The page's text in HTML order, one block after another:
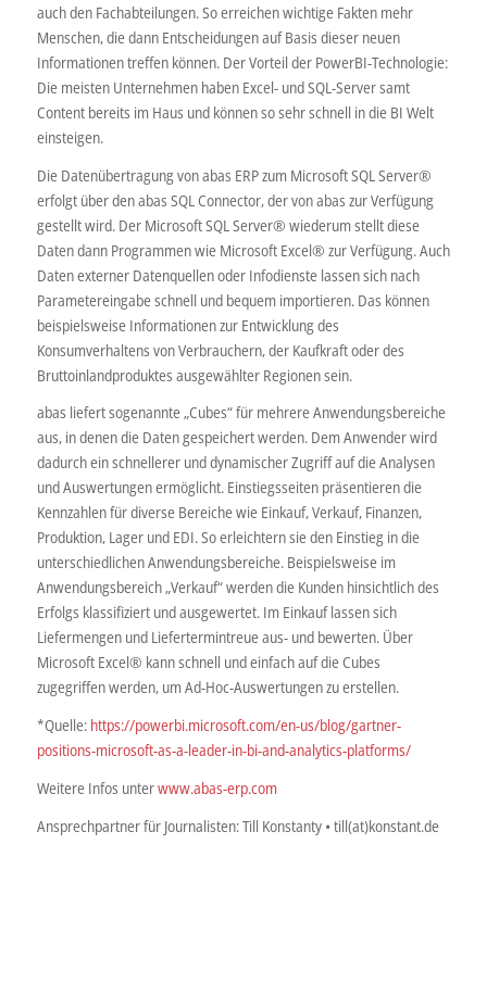
auch den Fachabteilungen. So erreichen wichtige Fakten mehr
Menschen, die dann Entscheidungen auf Basis dieser neuen
Informationen treffen können. Der Vorteil der PowerBI-Technologie:
Die meisten Unternehmen haben Excel- und SQL-Server samt
Content bereits im Haus und können so sehr schnell in die BI Welt
einsteigen.
Die Datenübertragung von abas ERP zum Microsoft SQL Server®
erfolgt über den abas SQL Connector, der von abas zur Verfügung
gestellt wird. Der Microsoft SQL Server® wiederum stellt diese
Daten dann Programmen wie Microsoft Excel® zur Verfügung. Auch
Daten externer Datenquellen oder Infodienste lassen sich nach
Parametereingabe schnell und bequem importieren. Das können
beispielsweise Informationen zur Entwicklung des
Konsumverhaltens von Verbrauchern, der Kaufkraft oder des
Bruttoinlandproduktes ausgewählter Regionen sein.
abas liefert sogenannte „Cubes“ für mehrere Anwendungsbereiche
aus, in denen die Daten gespeichert werden. Dem Anwender wird
dadurch ein schnellerer und dynamischer Zugriff auf die Analysen
und Auswertungen ermöglicht. Einstiegsseiten präsentieren die
Kennzahlen für diverse Bereiche wie Einkauf, Verkauf, Finanzen,
Produktion, Lager und EDI. So erleichtern sie den Einstieg in die
unterschiedlichen Anwendungsbereiche. Beispielsweise im
Anwendungsbereich „Verkauf“ werden die Kunden hinsichtlich des
Erfolgs klassifiziert und ausgewertet. Im Einkauf lassen sich
Liefermengen und Liefertermintreue aus- und bewerten. Über
Microsoft Excel® kann schnell und einfach auf die Cubes
zugegriffen werden, um Ad-Hoc-Auswertungen zu erstellen.
*Quelle: https://powerbi.microsoft.com/en-us/blog/gartner-
positions-microsoft-as-a-leader-in-bi-and-analytics-platforms/
Weitere Infos unterwww.abas-erp.com
Ansprechpartner für Journalisten: Till Konstanty • till(at)konstant.de